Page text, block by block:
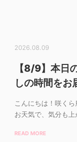
2026.08.09
【8/9】本日
しの時間をお
こんにちは！咲く
お天気で、気分も
READ MORE